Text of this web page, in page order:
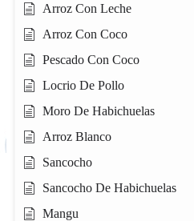
Arroz Con Leche
Arroz Con Coco
Pescado Con Coco
Locrio De Pollo
Moro De Habichuelas
Arroz Blanco
Sancocho
Sancocho De Habichuelas
Mangu